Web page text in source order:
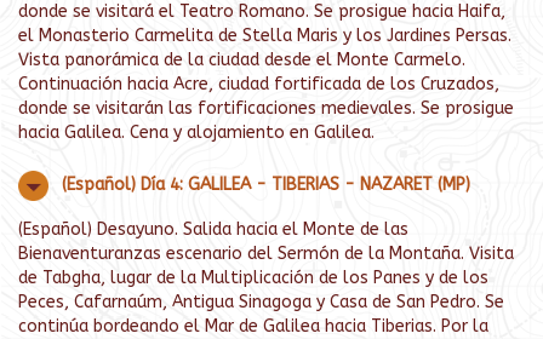
donde se visitará el Teatro Romano. Se prosigue hacia Haifa,
el Monasterio Carmelita de Stella Maris y los Jardines Persas.
Vista panorámica de la ciudad desde el Monte Carmelo.
Continuación hacia Acre, ciudad fortificada de los Cruzados,
donde se visitarán las fortificaciones medievales. Se prosigue
hacia Galilea. Cena y alojamiento en Galilea.
(Español) Día 4: GALILEA - TIBERIAS - NAZARET (MP)
(Español) Desayuno. Salida hacia el Monte de las
Bienaventuranzas escenario del Sermón de la Montaña. Visita
de Tabgha, lugar de la Multiplicación de los Panes y de los
Peces, Cafarnaúm, Antigua Sinagoga y Casa de San Pedro. Se
continúa bordeando el Mar de Galilea hacia Tiberias. Por la